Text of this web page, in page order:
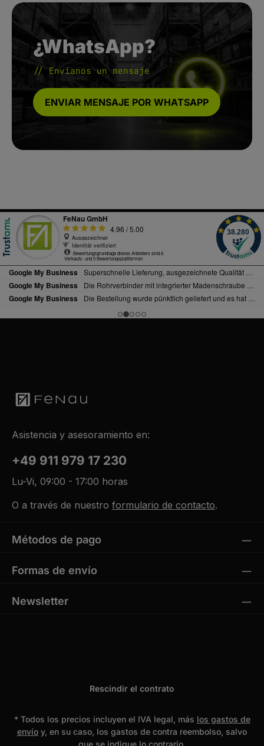
¿WhatsApp?
// Envíanos un mensaje
ENVIAR MENSAJE POR WHATSAPP
Asistencia y asesoramiento en:
+49 911 979 17 230
Lu-Vi, 09:00 - 17:00 horas
O a través de nuestro formulario de contacto.
Métodos de pago
Formas de envío
Newsletter
Rescindir el contrato
* Todos los precios incluyen el IVA legal, más los gastos de
envío y, en su caso, los gastos de contra reembolso, salvo